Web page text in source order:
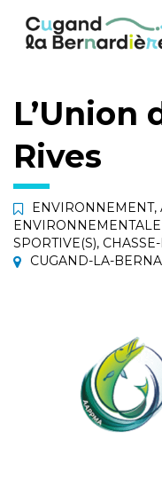
contenu
pied
L’Union
Rives
ENVIRONNEMENT,
SPORTIVE(S),
CUGAND-LA-